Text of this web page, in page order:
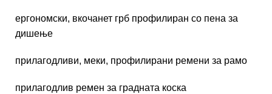
ергономски, вкочанет грб профилиран со пена за
дишење
прилагодливи, меки, профилирани ремени за рамо
прилагодлив ремен за градната коска